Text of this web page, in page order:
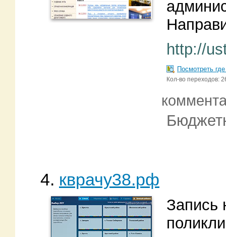
http://
Посмотреть
Кол-во переходов:
4. кврачу38.рф
Запись